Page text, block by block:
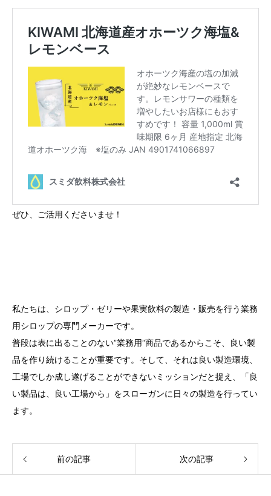
ぜひ、ご活用くださいませ！
私たちは、シロップ・ゼリーや果実飲料の製造・販売を行う業務
用シロップの専門メーカーです。
普段は表に出ることのない”業務用”商品であるからこそ、良い製
品を作り続けることが重要です。そして、それは良い製造環境、
工場でしか成し遂げることができないミッションだと捉え、「良
い製品は、良い工場から」をスローガンに日々の製造を行ってい
ます。
前の記事 次の記事